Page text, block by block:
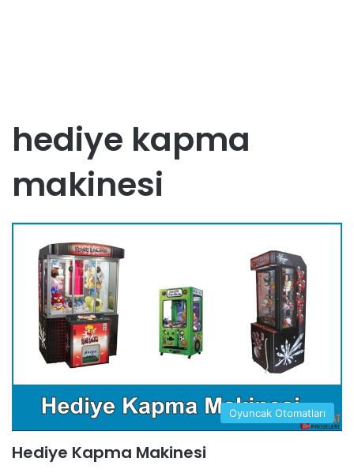
hediye kapma
makinesi
Oyuncak Otomatları
Hediye Kapma Makinesi